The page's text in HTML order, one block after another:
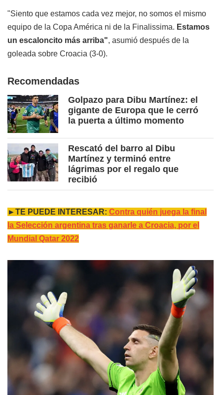
"Siento que estamos cada vez mejor, no somos el mismo
equipo de la Copa América ni de la Finalissima. Estamos
un escaloncito más arriba", asumió después de la
goleada sobre Croacia (3-0).
Recomendadas
Golpazo para Dibu Martínez: el
gigante de Europa que le cerró
la puerta a último momento
Rescató del barro al Dibu
Martínez y terminó entre
lágrimas por el regalo que
recibió
►TE PUEDE INTERESAR: Contra quién juega la final
la Selección argentina tras ganarle a Croacia, por el
Mundial Qatar 2022